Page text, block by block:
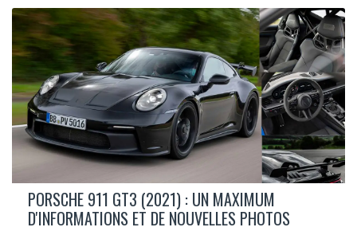
PORSCHE 911 GT3 (2021) : UN MAXIMUM
D'INFORMATIONS ET DE NOUVELLES PHOTOS